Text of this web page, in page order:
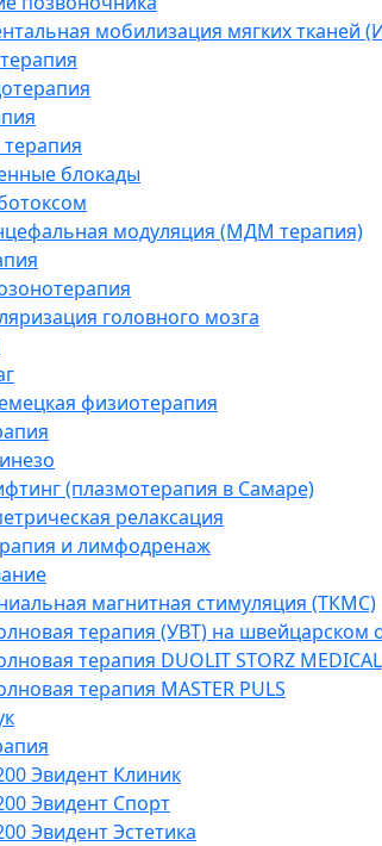
мобилизация мягких тканей
блокады
модуляция (МДМ терапия)
головного мозга
физиотерапия
(плазмотерапия в Самаре)
релаксация
и лимфодренаж
магнитная стимуляция (ТКМС)
терапия (УВТ) на швейцарском
терапия DUOLIT STORZ MEDICAL
терапия MASTER PULS
Эвидент Клиник
Эвидент Спорт
Эвидент Эстетика